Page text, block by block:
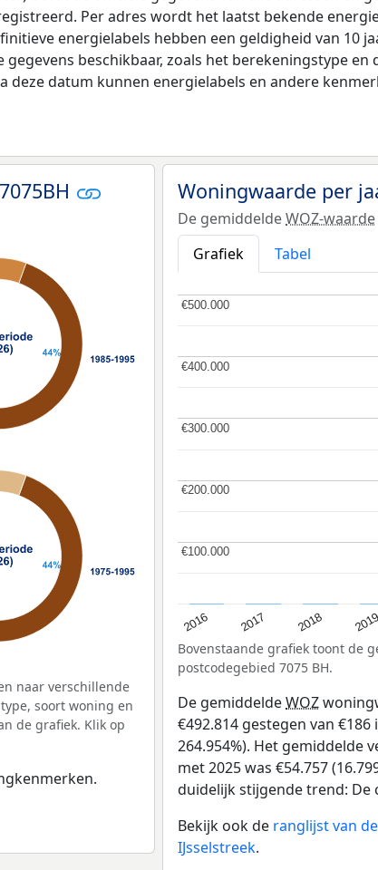
Per adres wordt het laatst bekende
energielabels hebben een geldigheid van 10
gegevens beschikbaar, zoals het berekeningstype
deze datum kunnen energielabels en andere
naar verschillende
soort woning en
de grafiek. Klik op
Woningwaarde per
De gemiddeldeWOZ-waarde
Grafiek
Tabel
2016 2017 2018 2019
€100.000
€100.000
€200.000
€200.000
€300.000
€300.000
€400.000
€400.000
€500.000
€500.000
Bovenstaande grafiek toont de
postcodegebied 7075 BH.
De gemiddeldeWOZ
€492.814 gestegen van
264.954%). Het gemiddelde
met 2025 was €54.757
duidelijk stijgende trend: De
Bekijk ook de ranglijst van
IJsselstreek.